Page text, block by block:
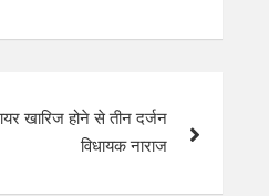
खारिज होने से तीन दर्जन
विधायक नाराज